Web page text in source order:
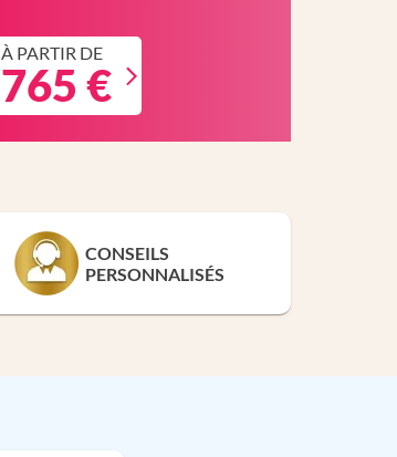
À PARTIR DE
765 €
CONSEILS
PERSONNALISÉS